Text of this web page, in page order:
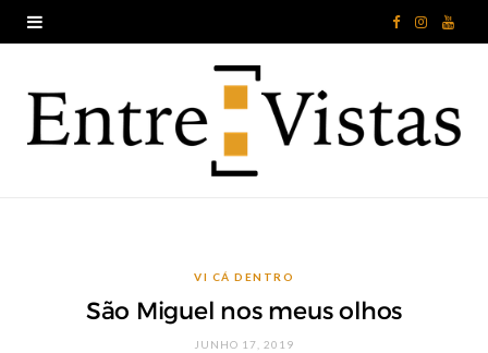
F
c
I Y
u
VI CÁ DENTRO
São Miguel nos meus olhos
JUNHO 17, 2019